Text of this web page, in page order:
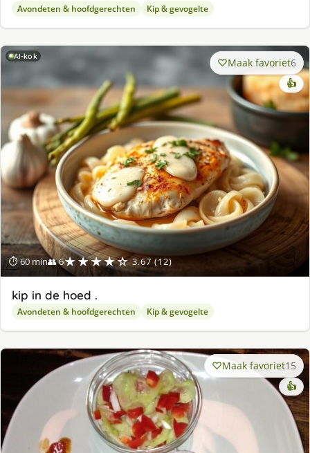
Avondeten & hoofdgerechten Kip & gevogelte
AI-kok
⏱ 60 min👥 6★★★★☆ 3.67 (12)
Maak favoriet6
👍
kip in de hoed .
Avondeten & hoofdgerechten Kip & gevogelte
Maak favoriet15
👍